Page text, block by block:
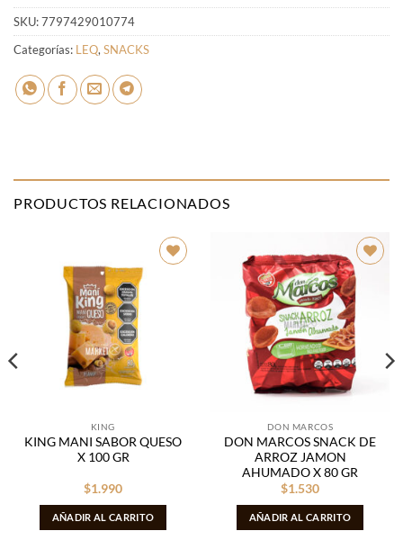
SKU:7797429010774
Categorías: LEQ,SNACKS
PRODUCTOS RELACIONADOS
KING
KING MANI SABOR QUESO
X 100 GR
$1.990
AÑADIR AL CARRITO
Añadir
lista de
deseos
DON MARCOS
DON MARCOS SNACK DE
ARROZ JAMON
AHUMADO X 80 GR
$1.530
AÑADIR AL CARRITO